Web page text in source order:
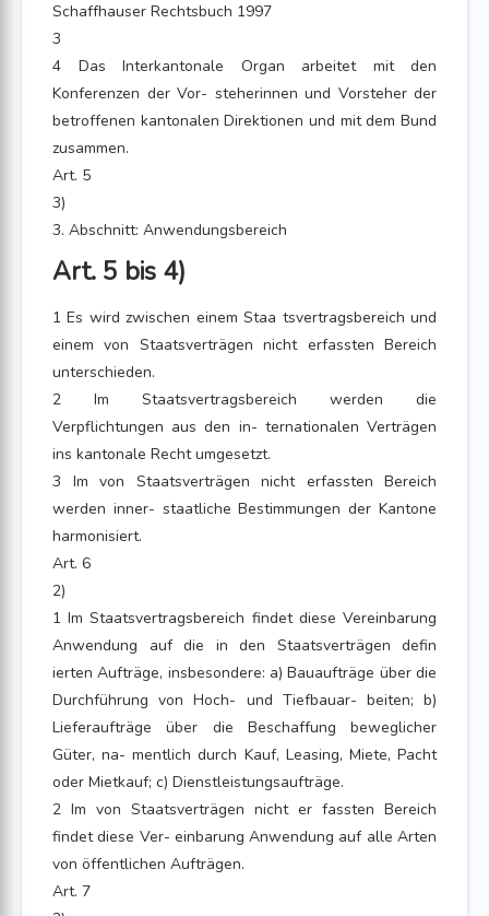
Schaffhauser Rechtsbuch 1997
3
4 Das Interkantonale Organ arbeitet mit den
Konferenzen der Vor- steherinnen und Vorsteher der
betroffenen kantonalen Direktionen und mit dem Bund
zusammen.
Art. 5
3)
3. Abschnitt: Anwendungsbereich
Art. 5 bis 4)
1 Es wird zwischen einem Staa tsvertragsbereich und
einem von Staatsverträgen nicht erfassten Bereich
unterschieden.
2 Im Staatsvertragsbereich werden die
Verpflichtungen aus den in- ternationalen Verträgen
ins kantonale Recht umgesetzt.
3 Im von Staatsverträgen nicht erfassten Bereich
werden inner- staatliche Bestimmungen der Kantone
harmonisiert.
Art. 6
2)
1 Im Staatsvertragsbereich findet diese Vereinbarung
Anwendung auf die in den Staatsverträgen defin
ierten Aufträge, insbesondere: a) Bauaufträge über die
Durchführung von Hoch- und Tiefbauar- beiten; b)
Lieferaufträge über die Beschaffung beweglicher
Güter, na- mentlich durch Kauf, Leasing, Miete, Pacht
oder Mietkauf; c) Dienstleistungsaufträge.
2 Im von Staatsverträgen nicht er fassten Bereich
findet diese Ver- einbarung Anwendung auf alle Arten
von öffentlichen Aufträgen.
Art. 7